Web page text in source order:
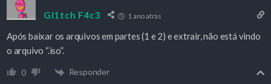
Gl1tch F4c3 1 ano atrás
Após baixar os arquivos em partes (1 e 2) e extrair, não está vindo
o arquivo “.iso”.
0 Responder